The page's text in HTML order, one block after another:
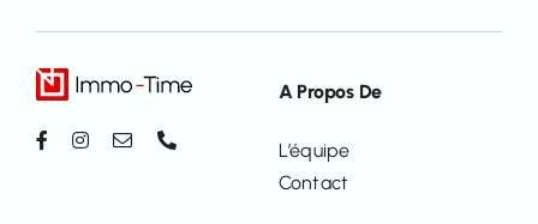
A Propos De
L’équipe
Contact